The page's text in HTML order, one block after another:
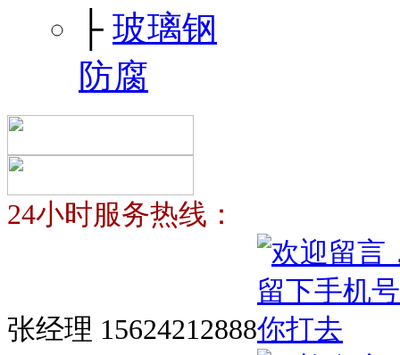
├ 玻璃钢
防腐
24小时服务热线：
张经理 15624212888